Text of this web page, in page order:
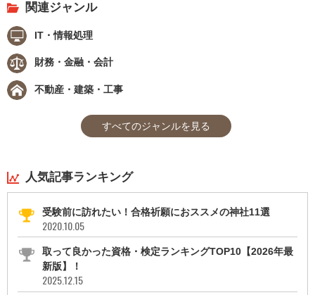
関連ジャンル
IT・情報処理
財務・金融・会計
不動産・建築・工事
すべてのジャンルを見る
人気記事ランキング
受験前に訪れたい！合格祈願におススメの神社11選
2020.10.05
取って良かった資格・検定ランキングTOP10【2026年最
新版】！
2025.12.15